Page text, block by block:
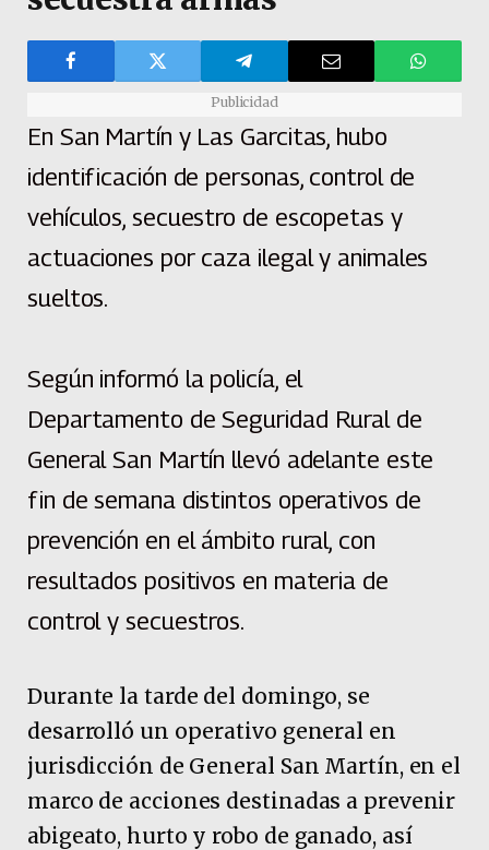
Publicidad
En San Martín y Las Garcitas, hubo
identificación de personas, control de
vehículos, secuestro de escopetas y
actuaciones por caza ilegal y animales
sueltos.
Según informó la policía, el
Departamento de Seguridad Rural de
General San Martín llevó adelante este
fin de semana distintos operativos de
prevención en el ámbito rural, con
resultados positivos en materia de
control y secuestros.
Durante la tarde del domingo, se
desarrolló un operativo general en
jurisdicción de General San Martín, en el
marco de acciones destinadas a prevenir
abigeato, hurto y robo de ganado, así